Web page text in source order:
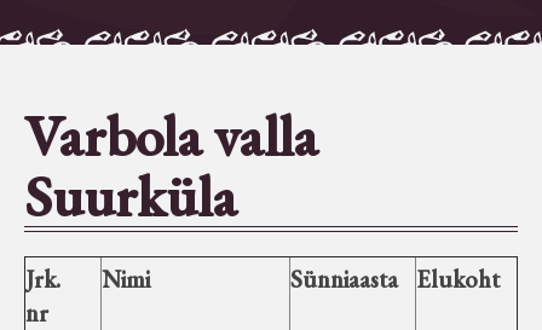
Seltsid-ühingud
Aiandus
Tuletõrje
Varbola valla
Suurküla
Jrk.
nr
Nimi Sünniaasta Elukoht